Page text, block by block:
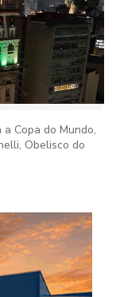
Copa do Mundo,
Obelisco do